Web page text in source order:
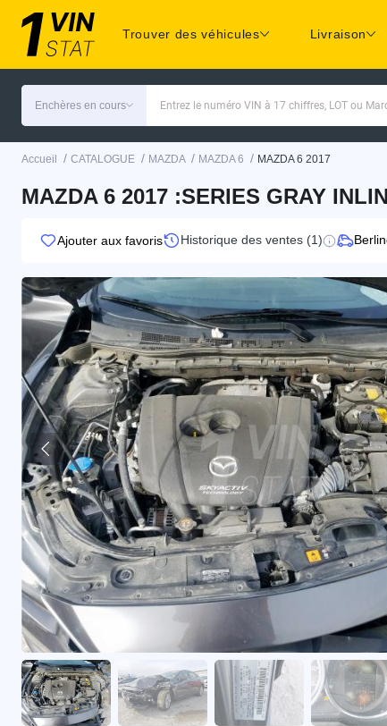
Trouver des véhicules Livraison
Enchères en cours Entrez le numéro VIN à 17 chiffres, LOT ou
Accueil / CATALOGUE / MAZDA / MAZDA 6 / MAZDA 6 2017
MAZDA 6 2017 :SERIES GRAY
Ajouter aux favoris Historique des ventes (1)